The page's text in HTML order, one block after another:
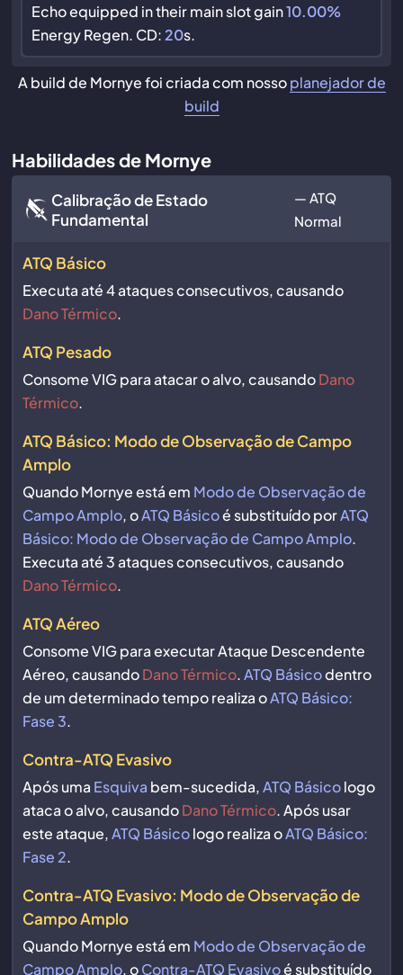
Echo equipped in their main slot gain10.00%
Energy Regen. CD: 20s.
A build de Mornye foi criada com nossoplanejador de
build
Habilidades de Mornye
Calibração de Estado
Fundamental
— ATQ
Normal
ATQ Básico
Executa até 4 ataques consecutivos, causando
Dano Térmico.
ATQ Pesado
Consome VIG para atacar o alvo, causandoDano
Térmico.
ATQ Básico: Modo de Observação de Campo
Amplo
Quando Mornye está em Modo de Observação de
Campo Amplo, oATQ Básicoé substituído porATQ
Básico: Modo de Observação de Campo Amplo.
Executa até 3 ataques consecutivos, causando
Dano Térmico.
ATQ Aéreo
Consome VIG para executar Ataque Descendente
Aéreo, causandoDano Térmico.ATQ Básicodentro
de um determinado tempo realiza oATQ Básico:
Fase 3.
Contra-ATQ Evasivo
Após uma Esquiva bem-sucedida,ATQ Básicologo
ataca o alvo, causandoDano Térmico. Após usar
este ataque,ATQ Básicologo realiza oATQ Básico:
Fase 2.
Contra-ATQ Evasivo: Modo de Observação de
Campo Amplo
Quando Mornye está em Modo de Observação de
Campo Amplo, oContra-ATQ Evasivoé substituído